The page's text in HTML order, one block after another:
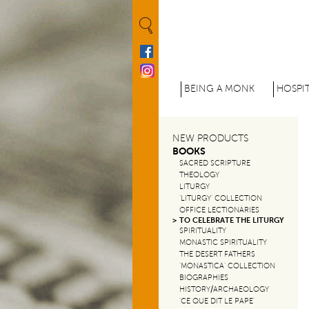
M
n
u
p
r
n
c
BEING A MONK
NEW PRODUCTS
BOOKS
SACRED SCRIPTURE
THEOLOGY
LITURGY
‘LITURGY’ COLLECTION
OFFICE LECTIONARIES
TO CELEBRATE THE LITURGY
SPIRITUALITY
MONASTIC SPIRITUALITY
THE DESERT FATHERS
‘MONASTICA’ COLLECTION
BIOGRAPHIES
HISTORY/ARCHAEOLOGY
‘CE QUE DIT LE PAPE’